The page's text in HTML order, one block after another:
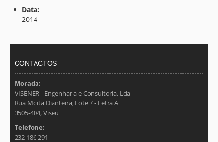
Data:
2014
CONTACTOS
Morada:
VISENER - Engenharia e Consultoria, Lda
Rua Moita Dianteira, Lote 7 - Letra A
3505-404, Viseu
Telefone:
232 186 291